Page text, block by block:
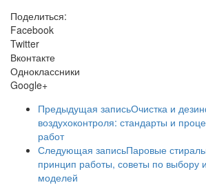
Поделиться:
Facebook
Twitter
Вконтакте
Одноклассники
Google+
Предыдущая записьОчистка и
воздухоконтроля: стандарты и
работ
Следующая записьПаровые
принцип работы, советы по выбору
моделей